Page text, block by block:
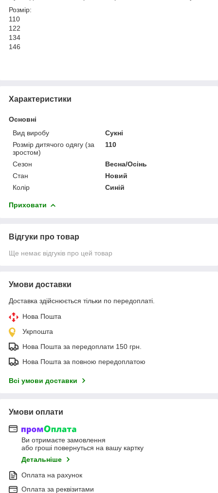
Розмір:
110
122
134
146
Характеристики
Основні
Вид виробу
Сукні
Розмір дитячого одягу (за
зростом)
110
Сезон
Весна/Осінь
Стан
Новий
Колір
Синій
Приховати
Відгуки про товар
Ще немає відгуків про цей товар
Умови доставки
Доставка здійснюється тільки по передоплаті.
Нова Пошта
Укрпошта
Нова Пошта за передоплати 150 грн.
Нова Пошта за повною передоплатою
Всі умови доставки
Умови оплати
Ви отримаєте замовлення
або гроші повернуться на вашу картку
Детальніше
Оплата на рахунок
Оплата за реквізитами